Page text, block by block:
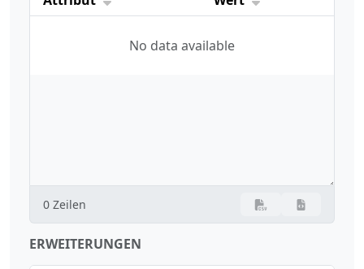
No data available
0 Zeilen
ERWEITERUNGEN